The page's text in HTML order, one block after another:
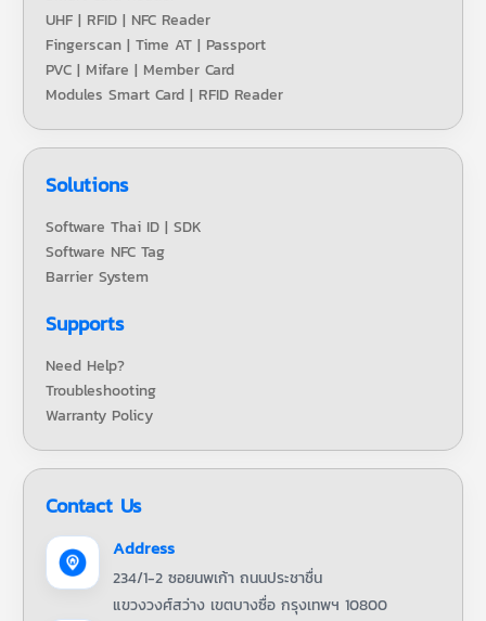
UHF | RFID | NFC Reader
Fingerscan | Time AT | Passport
PVC | Mifare | Member Card
Modules Smart Card | RFID Reader
Solutions
Software Thai ID | SDK
Software NFC Tag
Barrier System
Supports
Need Help?
Troubleshooting
Warranty Policy
Contact Us
Address
234/1-2 ซอยนพเก้า ถนนประชาชื่น
แขวงวงศ์สว่าง เขตบางซื่อ กรุงเทพฯ 10800